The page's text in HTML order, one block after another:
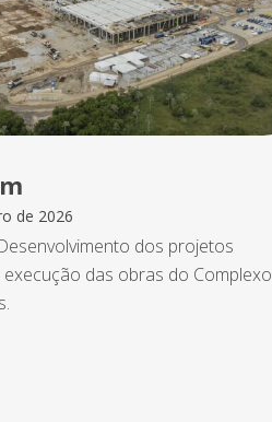
de 2026
dos projetos
das obras do